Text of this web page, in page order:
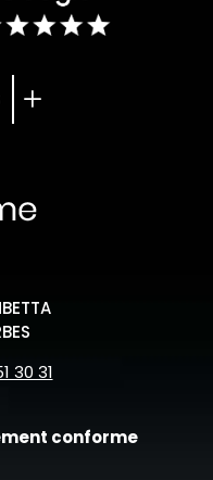
30 31
conforme